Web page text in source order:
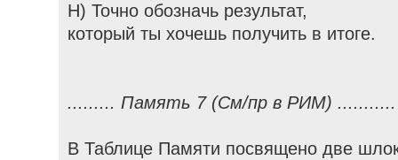
Н) Точно обозначь результат,
который ты хочешь получить в итоге.
......... Память 7 (См/пр в РИМ) ...........
В Таблице Памяти посвящено две